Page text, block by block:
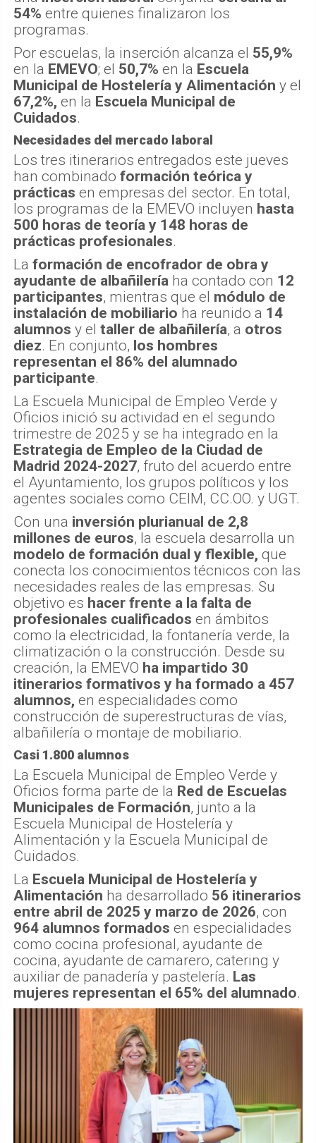
54% entre quienes finalizaron los
programas.
Por escuelas, la inserción alcanza el 55,9%
en la EMEVO; el 50,7% en la Escuela
Municipal de Hostelería y Alimentación y el
67,2%, en la Escuela Municipal de
Cuidados.
Necesidades del mercado laboral
Los tres itinerarios entregados este jueves
han combinado formación teórica y
prácticas en empresas del sector. En total,
los programas de la EMEVO incluyen hasta
500 horas de teoría y 148 horas de
prácticas profesionales.
La formación de encofrador de obra y
ayudante de albañilería ha contado con 12
participantes, mientras que el módulo de
instalación de mobiliario ha reunido a 14
alumnos y el taller de albañilería, a otros
diez. En conjunto, los hombres
representan el 86% del alumnado
participante.
La Escuela Municipal de Empleo Verde y
Oficios inició su actividad en el segundo
trimestre de 2025 y se ha integrado en la
Estrategia de Empleo de la Ciudad de
Madrid 2024-2027, fruto del acuerdo entre
el Ayuntamiento, los grupos políticos y los
agentes sociales como CEIM, CC.OO. y UGT.
Con una inversión plurianual de 2,8
millones de euros, la escuela desarrolla un
modelo de formación dual y flexible, que
conecta los conocimientos técnicos con las
necesidades reales de las empresas. Su
objetivo es hacer frente a la falta de
profesionales cualificados en ámbitos
como la electricidad, la fontanería verde, la
climatización o la construcción. Desde su
creación, la EMEVO ha impartido 30
itinerarios formativos y ha formado a 457
alumnos, en especialidades como
construcción de superestructuras de vías,
albañilería o montaje de mobiliario.
Casi 1.800 alumnos
La Escuela Municipal de Empleo Verde y
Oficios forma parte de la Red de Escuelas
Municipales de Formación, junto a la
Escuela Municipal de Hostelería y
Alimentación y la Escuela Municipal de
Cuidados.
La Escuela Municipal de Hostelería y
Alimentación ha desarrollado 56 itinerarios
entre abril de 2025 y marzo de 2026, con
964 alumnos formados en especialidades
como cocina profesional, ayudante de
cocina, ayudante de camarero, catering y
auxiliar de panadería y pastelería. Las
mujeres representan el 65% del alumnado.